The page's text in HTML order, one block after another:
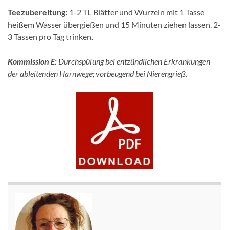
Teezubereitung: 1-2 TL Blätter und Wurzeln mit 1 Tasse
heißem Wasser übergießen und 15 Minuten ziehen lassen. 2-
3 Tassen pro Tag trinken.
Kommission E: Durchspülung bei entzündlichen Erkrankungen
der ableitenden Harnwege; vorbeugend bei Nierengrieß.